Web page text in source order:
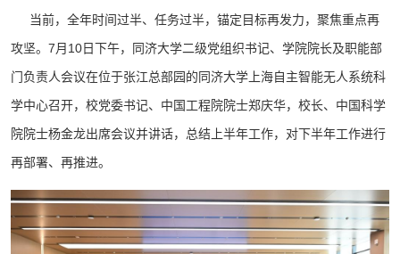
当前，全年时间过半、任务过半，锚定目标再发力，聚焦重点再
攻坚。7月10日下午，同济大学二级党组织书记、学院院长及职能部
门负责人会议在位于张江总部园的同济大学上海自主智能无人系统科
学中心召开，校党委书记、中国工程院院士郑庆华，校长、中国科学
院院士杨金龙出席会议并讲话，总结上半年工作，对下半年工作进行
再部署、再推进。